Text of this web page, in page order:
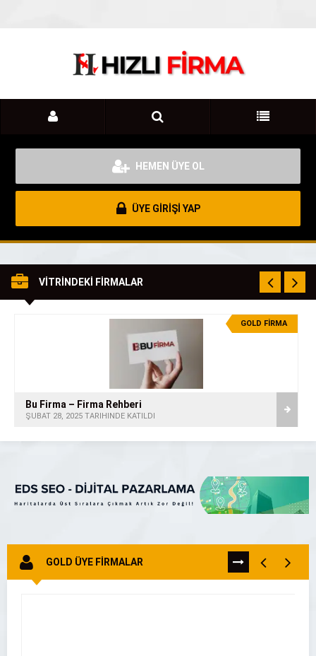
HEMEN ÜYE OL
ÜYE GİRİŞİ YAP
VİTRİNDEKİ FİRMALAR
GOLD FİRMA
Bu Firma – Firma Rehberi
ŞUBAT 28, 2025 TARİHİNDE KATILDI
GOLD ÜYE FİRMALAR TÜMÜNÜ
GÖR